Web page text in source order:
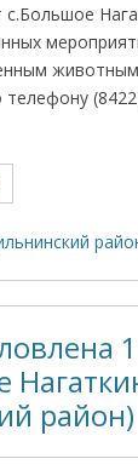
район)